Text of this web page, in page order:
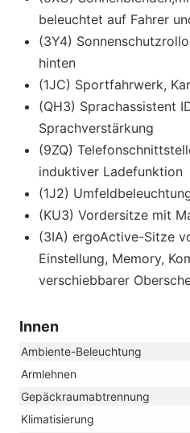
beleuchtet auf Fahrer
(3Y4)
hinten
(1JC) Sportfahrwerk,
(QH3) Sprachassistent
Sprachverstärkung
(9ZQ)
induktiver Ladefunktion
(1J2)
(KU3) Vordersitze mit
(3IA) ergoActive-Sitze
Einstellung, Memory,
verschiebbarer
Innen
Ambiente-Beleuchtung
Armlehnen
Gepäckraumabtrennung
Klimatisierung